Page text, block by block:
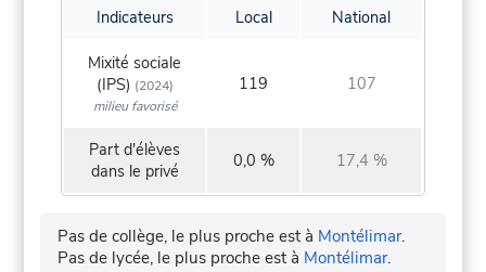
Indicateurs Local National
Mixité sociale
(IPS) (2024)
milieu favorisé
119 107
Part d'élèves
dans le privé
0,0 % 17,4 %
Pas de collège, le plus proche est à Montélimar.
Pas de lycée, le plus proche est à Montélimar.